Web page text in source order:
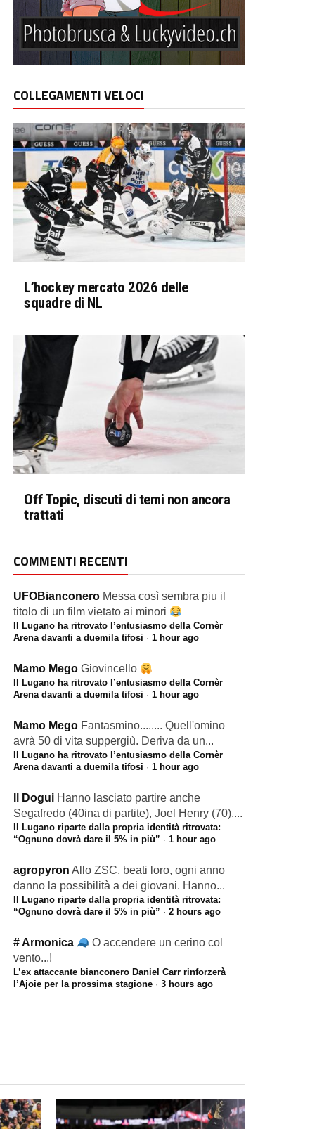
COLLEGAMENTI VELOCI
L’hockey mercato 2026 delle
squadre di NL
Off Topic, discuti di temi non ancora
trattati
COMMENTI RECENTI
UFOBianconero Messa così sembra piu il
titolo di un film vietato ai minori
Il Lugano ha ritrovato l’entusiasmo della Cornèr
Arena davanti a duemila tifosi · 1 hour ago
Mamo Mego Giovincello
Il Lugano ha ritrovato l’entusiasmo della Cornèr
Arena davanti a duemila tifosi · 1 hour ago
Mamo Mego Fantasmino........ Quell'omino
avrà 50 di vita suppergiù. Deriva da un...
Il Lugano ha ritrovato l’entusiasmo della Cornèr
Arena davanti a duemila tifosi · 1 hour ago
Il Dogui Hanno lasciato partire anche
Segafredo (40ina di partite), Joel Henry (70),...
Il Lugano riparte dalla propria identità ritrovata:
“Ognuno dovrà dare il 5% in più” · 1 hour ago
agropyron Allo ZSC, beati loro, ogni anno
danno la possibilità a dei giovani. Hanno...
Il Lugano riparte dalla propria identità ritrovata:
“Ognuno dovrà dare il 5% in più” · 2 hours ago
# Armonica
O accendere un cerino col
vento...!
L’ex attaccante bianconero Daniel Carr rinforzerà
l’Ajoie per la prossima stagione · 3 hours ago